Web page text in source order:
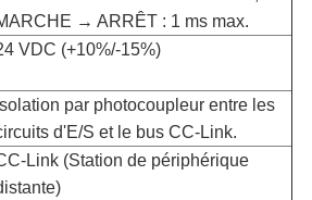
→ ARRÊT : 1 ms max.
VDC (+10%/-15%)
Isolation par photocoupleur entre les
d'E/S et le bus CC-Link.
Link (Station de périphérique